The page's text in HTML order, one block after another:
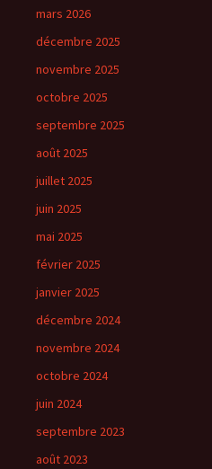
mars 2026
décembre 2025
novembre 2025
octobre 2025
septembre 2025
août 2025
juillet 2025
juin 2025
mai 2025
février 2025
janvier 2025
décembre 2024
novembre 2024
octobre 2024
juin 2024
septembre 2023
août 2023